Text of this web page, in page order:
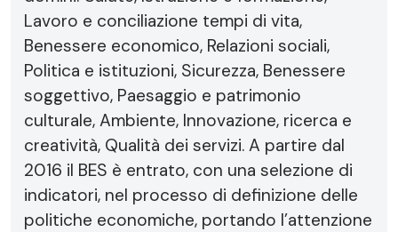
Lavoro e conciliazione tempi di vita,
Benessere economico, Relazioni sociali,
Politica e istituzioni, Sicurezza, Benessere
soggettivo, Paesaggio e patrimonio
culturale, Ambiente, Innovazione, ricerca e
creatività, Qualità dei servizi. A partire dal
2016 il BES è entrato, con una selezione di
indicatori, nel processo di definizione delle
politiche economiche, portando l’attenzione